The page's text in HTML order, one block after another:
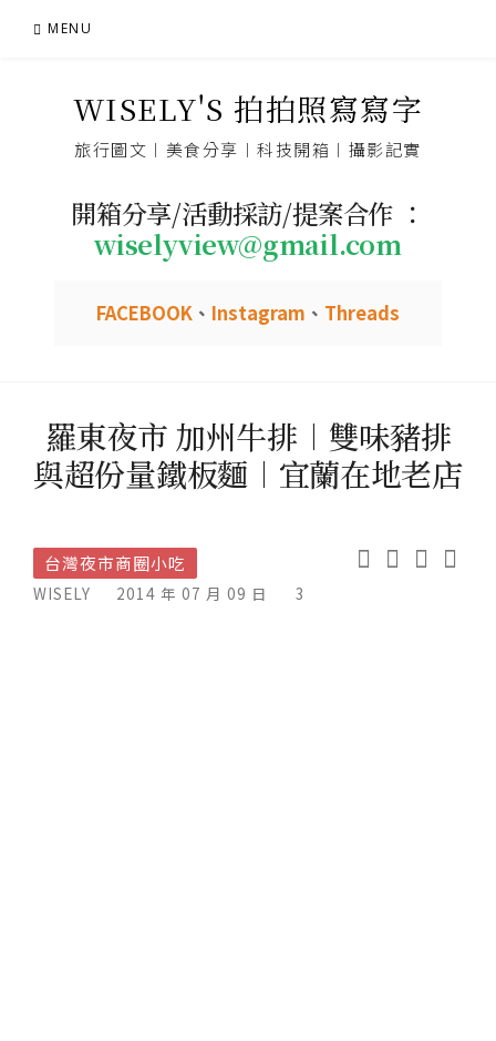
MENU
WISELY'S 拍拍照寫寫字
旅行圖文︱美食分享︱科技開箱︱攝影記實
開箱分享/活動採訪/提案合作 ：
wiselyview@gmail.com
FACEBOOK 、 Instagram 、 Threads
羅東夜市 加州牛排︱雙味豬排
與超份量鐵板麵︱宜蘭在地老店
台灣夜市商圈小吃
WISELY 2014 年 07 月 09 日 3